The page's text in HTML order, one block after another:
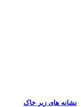
نشانه های زیر خاک